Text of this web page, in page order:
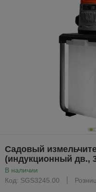
Садовый
(индукционный дв.,
В наличии
Код: SGS3245.00